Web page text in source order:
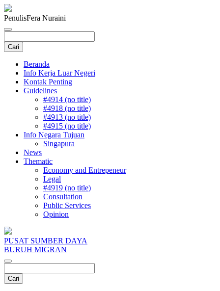
PenulisFera Nuraini
Beranda
Info Kerja Luar Negeri
Kontak Penting
Guidelines
#4914 (no title)
#4918 (no title)
#4913 (no title)
#4915 (no title)
Info Negara Tujuan
Singapura
News
Thematic
Economy and Entrepeneur
Legal
#4919 (no title)
Consultation
Public Services
Opinion
PUSAT SUMBER DAYA
BURUH MIGRAN